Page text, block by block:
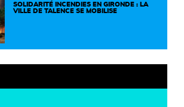
SOLIDARITÉ INCENDIES EN GIRONDE : LA
VILLE DE TALENCE SE MOBILISE